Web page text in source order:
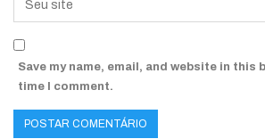
Save my name, email, and website in this
time I comment.